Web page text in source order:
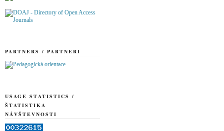
PARTNERS / PARTNERI
USAGE STATISTICS /
ŠTATISTIKA
NÁVŠTEVNOSTI